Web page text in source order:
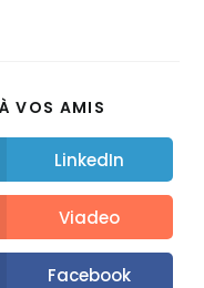
VOS AMIS
LinkedIn
Viadeo
Facebook